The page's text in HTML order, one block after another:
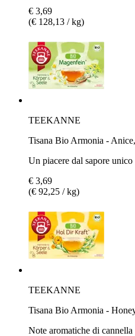
€ 3,69
(€ 128,13 / kg)
TEEKANNE
Tisana Bio Armonia -
Un piacere dal sapore unico
€ 3,69
(€ 92,25 / kg)
TEEKANNE
Tisana Bio Armonia -
Note aromatiche di